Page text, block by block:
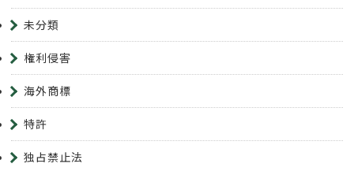
未分類
権利侵害
海外商標
特許
独占禁止法